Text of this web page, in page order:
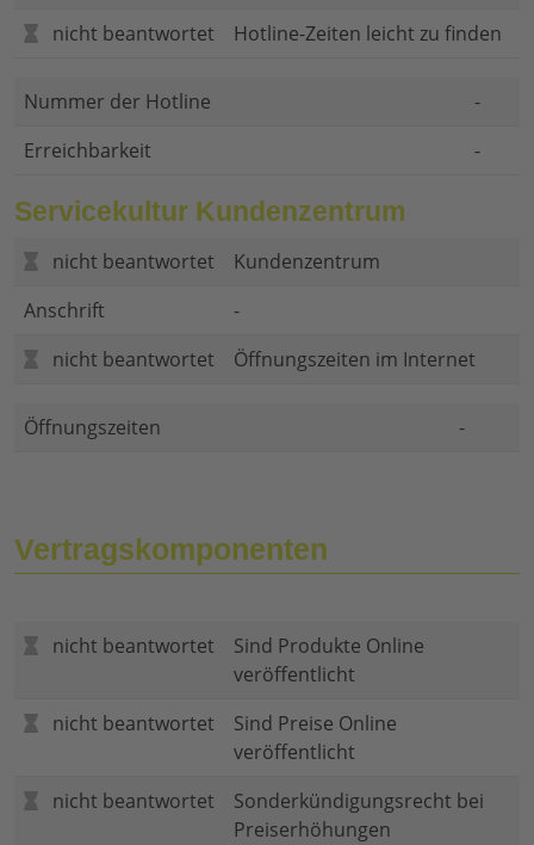
nicht beantwortet
Hotline-Zeiten leicht zu finden
Nummer der Hotline
-
Erreichbarkeit
-
Servicekultur Kundenzentrum
nicht beantwortet
Kundenzentrum
Anschrift
-
nicht beantwortet
Öffnungszeiten im Internet
Öffnungszeiten -
Vertragskomponenten
nicht beantwortet
Sind Produkte Online
veröffentlicht
nicht beantwortet
Sind Preise Online
veröffentlicht
nicht beantwortet
Sonderkündigungsrecht bei
Preiserhöhungen